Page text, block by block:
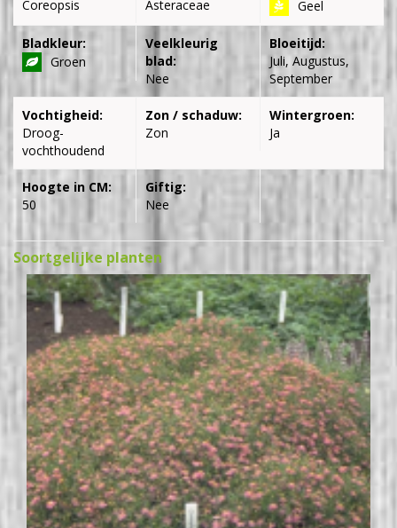
Coreopsis
Asteraceae
Geel
Bladkleur:
Groen
Veelkleurig
blad:
Nee
Bloeitijd:
Juli, Augustus,
September
Vochtigheid:
Droog-
vochthoudend
Zon / schaduw:
Zon
Wintergroen:
Ja
Hoogte in CM:
50
Giftig:
Nee
Soortgelijke planten